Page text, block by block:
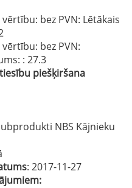
bez PVN: Lētākais
bez PVN:
: 27.3
piešķiršana
NBS Kājnieku
: 2017-11-27